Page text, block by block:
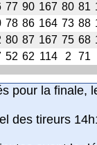
77 90 167 80 81
78 86 164 73 88
80 87 167 75 68
52 62 114 2 71
pour la finale,
des tireurs